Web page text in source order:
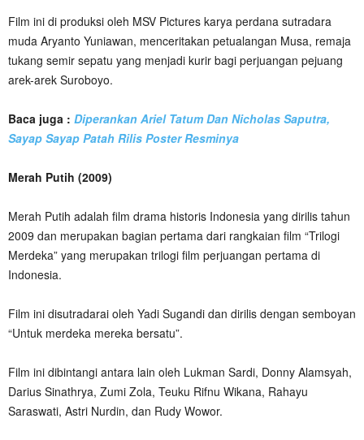
Film ini di produksi oleh MSV Pictures karya perdana sutradara
muda Aryanto Yuniawan, menceritakan petualangan Musa, remaja
tukang semir sepatu yang menjadi kurir bagi perjuangan pejuang
arek-arek Suroboyo.
Baca juga : Diperankan Ariel Tatum Dan Nicholas Saputra,
Sayap Sayap Patah Rilis Poster Resminya
Merah Putih (2009)
Merah Putih adalah film drama historis Indonesia yang dirilis tahun
2009 dan merupakan bagian pertama dari rangkaian film “Trilogi
Merdeka” yang merupakan trilogi film perjuangan pertama di
Indonesia.
Film ini disutradarai oleh Yadi Sugandi dan dirilis dengan semboyan
“Untuk merdeka mereka bersatu”.
Film ini dibintangi antara lain oleh Lukman Sardi, Donny Alamsyah,
Darius Sinathrya, Zumi Zola, Teuku Rifnu Wikana, Rahayu
Saraswati, Astri Nurdin, dan Rudy Wowor.